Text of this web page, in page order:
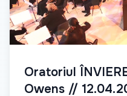
Oratoriul
Owens //